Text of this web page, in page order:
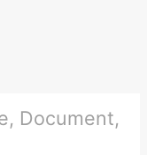
Document,